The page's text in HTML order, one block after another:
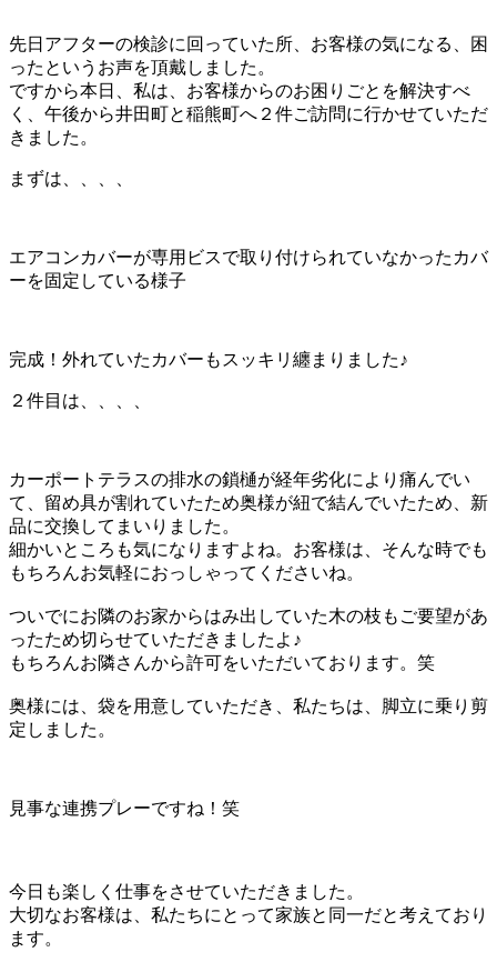
先日アフターの検診に回っていた所、お客様の気になる、困
ったというお声を頂戴しました。
ですから本日、私は、お客様からのお困りごとを解決すべ
く、午後から井田町と稲熊町へ２件ご訪問に行かせていただ
きました。
まずは、、、、
エアコンカバーが専用ビスで取り付けられていなかったカバ
ーを固定している様子
完成！外れていたカバーもスッキリ纏まりました♪
２件目は、、、、
カーポートテラスの排水の鎖樋が経年劣化により痛んでい
て、留め具が割れていたため奥様が紐で結んでいたため、新
品に交換してまいりました。
細かいところも気になりますよね。お客様は、そんな時でも
もちろんお気軽におっしゃってくださいね。
ついでにお隣のお家からはみ出していた木の枝もご要望があ
ったため切らせていただきましたよ♪
もちろんお隣さんから許可をいただいております。笑
奥様には、袋を用意していただき、私たちは、脚立に乗り剪
定しました。
見事な連携プレーですね！笑
今日も楽しく仕事をさせていただきました。
大切なお客様は、私たちにとって家族と同一だと考えており
ます。